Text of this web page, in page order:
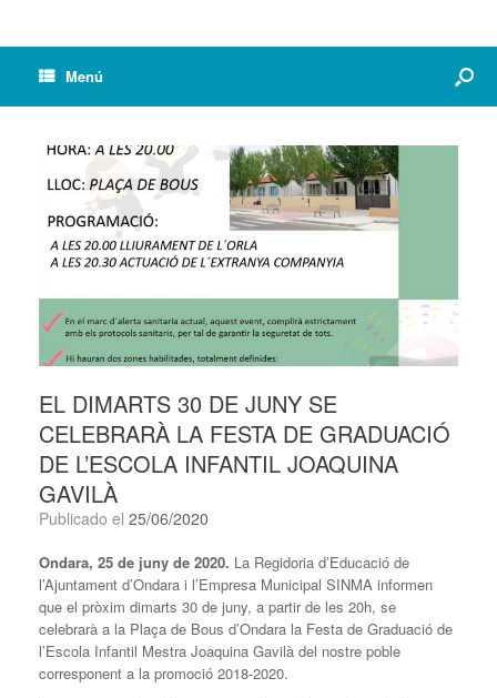
Menú
EL DIMARTS 30 DE JUNY SE
CELEBRARÀ LA FESTA DE GRADUACIÓ
DE L’ESCOLA INFANTIL JOAQUINA
GAVILÀ
Publicado el 25/06/2020
Ondara, 25 de juny de 2020. La Regidoria d’Educació de
l’Ajuntament d’Ondara i l’Empresa Municipal SINMA informen
que el pròxim dimarts 30 de juny, a partir de les 20h, se
celebrarà a la Plaça de Bous d’Ondara la Festa de Graduació de
l’Escola Infantil Mestra Joaquina Gavilà del nostre poble
corresponent a la promoció 2018-2020.